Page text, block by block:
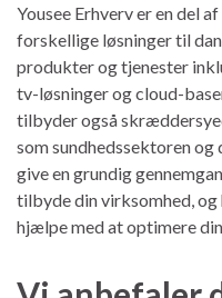
Yousee Erhverv er en del
forskellige løsninger til
produkter og tjenester
tv-løsninger og cloud-
tilbyder også
som sundhedssektoren
give en grundig
tilbyde din virksomhed, og
hjælpe med at optimere